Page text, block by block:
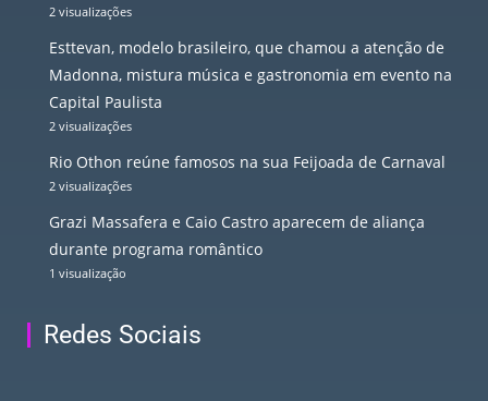
2 visualizações
Esttevan, modelo brasileiro, que chamou a atenção de
Madonna, mistura música e gastronomia em evento na
Capital Paulista
2 visualizações
Rio Othon reúne famosos na sua Feijoada de Carnaval
2 visualizações
Grazi Massafera e Caio Castro aparecem de aliança
durante programa romântico
1 visualização
Redes Sociais